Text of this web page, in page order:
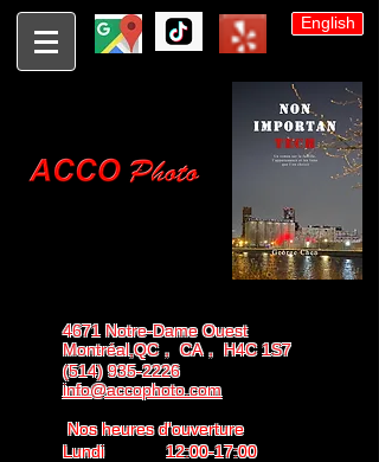
English
4671 Notre-Dame Ouest
Montréal,QC， CA， H4C 1S7
(514) 935-2226
info@accophoto.com
Nos heures d'ouverture
Lundi 12:00-17:00